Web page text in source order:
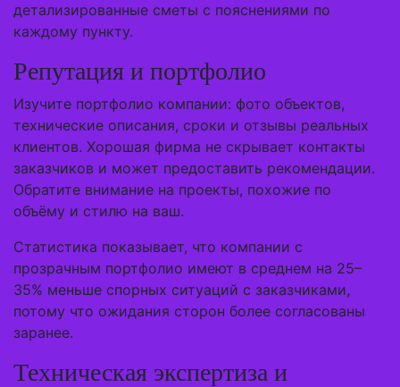
детализированные сметы с пояснениями по
каждому пункту.
Репутация и портфолио
Изучите портфолио компании: фото объектов,
технические описания, сроки и отзывы реальных
клиентов. Хорошая фирма не скрывает контакты
заказчиков и может предоставить рекомендации.
Обратите внимание на проекты, похожие по
объёму и стилю на ваш.
Статистика показывает, что компании с
прозрачным портфолио имеют в среднем на 25–
35% меньше спорных ситуаций с заказчиками,
потому что ожидания сторон более согласованы
заранее.
Техническая экспертиза и